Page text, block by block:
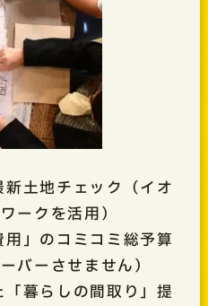
土地チェック（イオ
ークを活用）
」のコミコミ総予算
バーさせません）
暮らしの間取り」提